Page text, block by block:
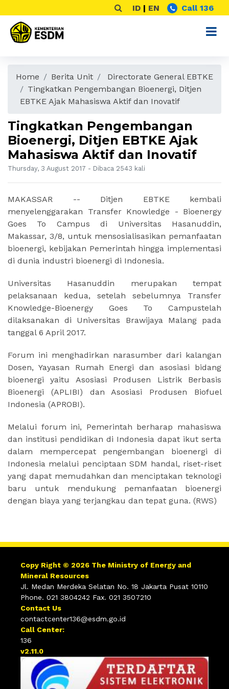
ID | EN Call 136
Home Berita Unit
Directorate General EBTKE
Tingkatkan Pengembangan Bioenergi, Ditjen
EBTKE Ajak Mahasiswa Aktif dan Inovatif
Tingkatkan Pengembangan
Bioenergi, Ditjen EBTKE Ajak
Mahasiswa Aktif dan Inovatif
Thursday, 3 August 2017 - Dibaca 2543 kali
MAKASSAR -- Ditjen EBTKE kembali
menyelenggarakan Transfer Knowledge - Bioenergy
Goes To Campus di Universitas Hasanuddin,
Makassar, 3/8, untuk mensosialisasikan pemanfaatan
bioenergi, kebijakan Pemerintah hingga implementasi
di dunia industri bioenergi di Indonesia.
Universitas Hasanuddin merupakan tempat
pelaksanaan kedua, setelah sebelumnya Transfer
Knowledge-Bioenergy Goes To Campustelah
dilaksanakan di Universitas Brawijaya Malang pada
tanggal 6 April 2017.
Forum ini menghadirkan narasumber dari kalangan
Dosen, Yayasan Rumah Energi dan asosiasi bidang
bioenergi yaitu Asosiasi Produsen Listrik Berbasis
Bioenergi (APLIBI) dan Asosiasi Produsen Biofuel
Indonesia (APROBI).
Melalui forum ini, Pemerintah berharap mahasiswa
dan institusi pendidikan di Indonesia dapat ikut serta
dalam mempercepat pengembangan bioenergi di
Indonesia melalui penciptaan SDM handal, riset-riset
yang dapat memudahkan dan menciptakan teknologi
baru untuk mendukung pemanfaatan bioenergi
dengan biaya yang terjangkau dan tepat guna. (RWS)
Copy Right © 2026 The Ministry of Energy and
Mineral Resources
Jl. Medan Merdeka Selatan No. 18 Jakarta Pusat 10110
Phone. 021 3804242 Fax. 021 3507210
Contact Us
contactcenter136@esdm.go.id
Call Center:
136
v2.11.0